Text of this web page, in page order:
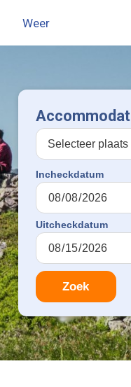
Weer
Incheckdatum
Uitcheckdatum
Zoek